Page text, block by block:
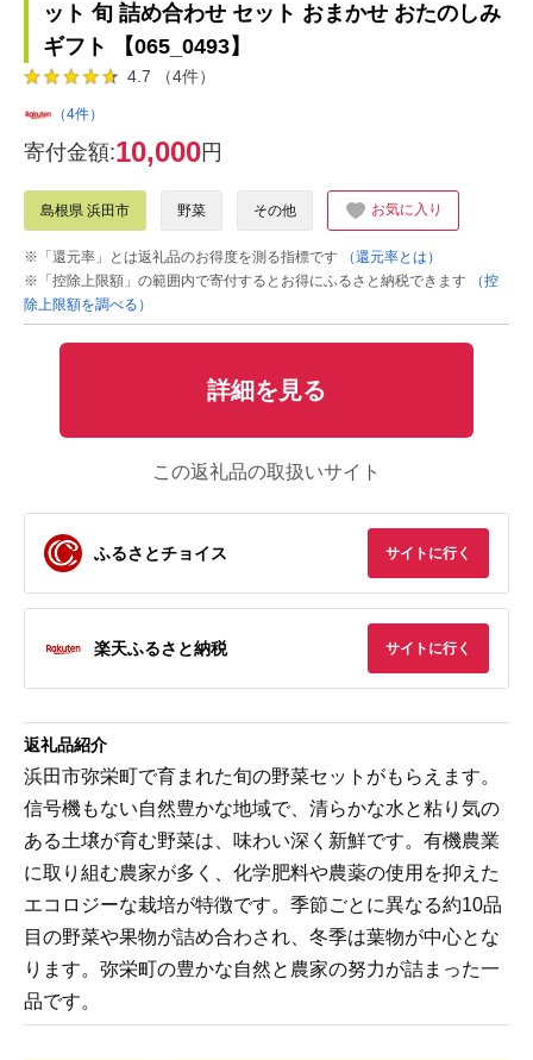
ット 旬 詰め合わせ セット おまかせ おたのしみ
ギフト 【065_0493】
4.7 （4件）
（4件）
寄付金額:10,000円
島根県 浜田市 野菜 その他 お気に入り
※「還元率」とは返礼品のお得度を測る指標です
（還元率とは）
※「控除上限額」の範囲内で寄付するとお得にふるさと納税できます
（控
除上限額を調べる）
詳細を見る
この返礼品の取扱いサイト
ふるさとチョイス サイトに行く
楽天ふるさと納税 サイトに行く
返礼品紹介
浜田市弥栄町で育まれた旬の野菜セットがもらえます。
信号機もない自然豊かな地域で、清らかな水と粘り気の
ある土壌が育む野菜は、味わい深く新鮮です。有機農業
に取り組む農家が多く、化学肥料や農薬の使用を抑えた
エコロジーな栽培が特徴です。季節ごとに異なる約10品
目の野菜や果物が詰め合わされ、冬季は葉物が中心とな
ります。弥栄町の豊かな自然と農家の努力が詰まった一
品です。